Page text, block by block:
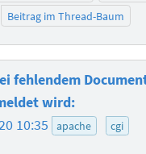
Beitrag im Thread-Baum
fehlendem
wird:
10:35 apache cgi